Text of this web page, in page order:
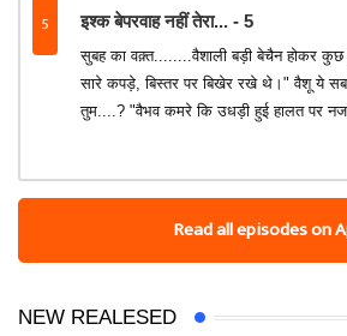
5 इश्क बेपरवाह नहीं तेरा... - 5
सुबह का वक़्त........वैशाली बड़ी बेचैन होकर
सारे कपड़े, बिस्तर पर बिखेर रखे थे।" वैशू ये सब
तुम....? "वैभव कमरे कि उधड़ी हुई हालत पर
Read all episodes on
NEW REALESED